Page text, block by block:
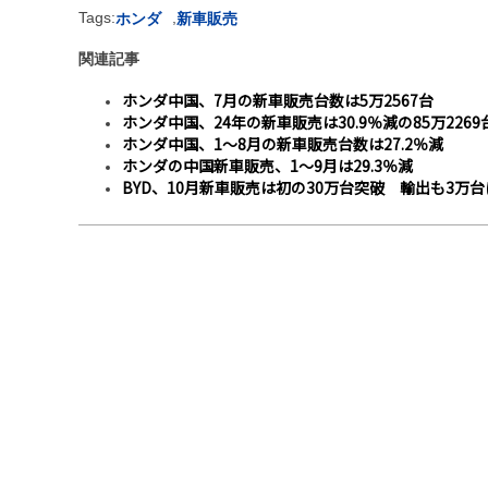
Tags:ホンダ 新車販売
関連記事
ホンダ中国、7月の新車販売台数は5万2567台
ホンダ中国、24年の新車販売は30.9％減の85万2269
ホンダ中国、1〜8月の新車販売台数は27.2％減
ホンダの中国新車販売、1～9月は29.3％減
BYD、10月新車販売は初の30万台突破 輸出も3万